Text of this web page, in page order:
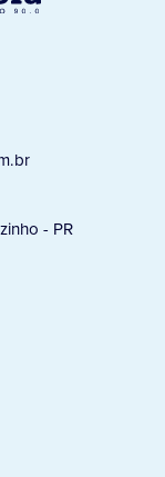
- PR